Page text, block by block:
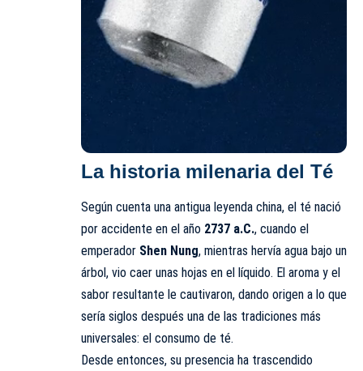
La historia milenaria del Té
Según cuenta una antigua leyenda china, el té nació
por accidente en el año 2737 a.C., cuando el
emperador Shen Nung, mientras hervía agua bajo un
árbol, vio caer unas hojas en el líquido. El aroma y el
sabor resultante le cautivaron, dando origen a lo que
sería siglos después una de las tradiciones más
universales: el consumo de té.
Desde entonces, su presencia ha trascendido